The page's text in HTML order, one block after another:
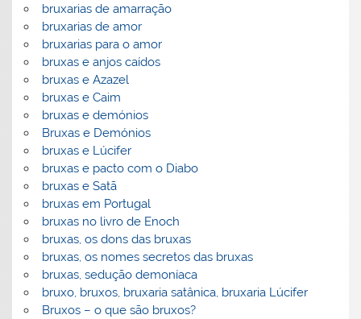
bruxarias de amarração
bruxarias de amor
bruxarias para o amor
bruxas e anjos caídos
bruxas e Azazel
bruxas e Caim
bruxas e demónios
Bruxas e Demónios
bruxas e Lúcifer
bruxas e pacto com o Diabo
bruxas e Satã
bruxas em Portugal
bruxas no livro de Enoch
bruxas, os dons das bruxas
bruxas, os nomes secretos das bruxas
bruxas, sedução demoníaca
bruxo, bruxos, bruxaria satânica, bruxaria Lúcifer
Bruxos – o que são bruxos?